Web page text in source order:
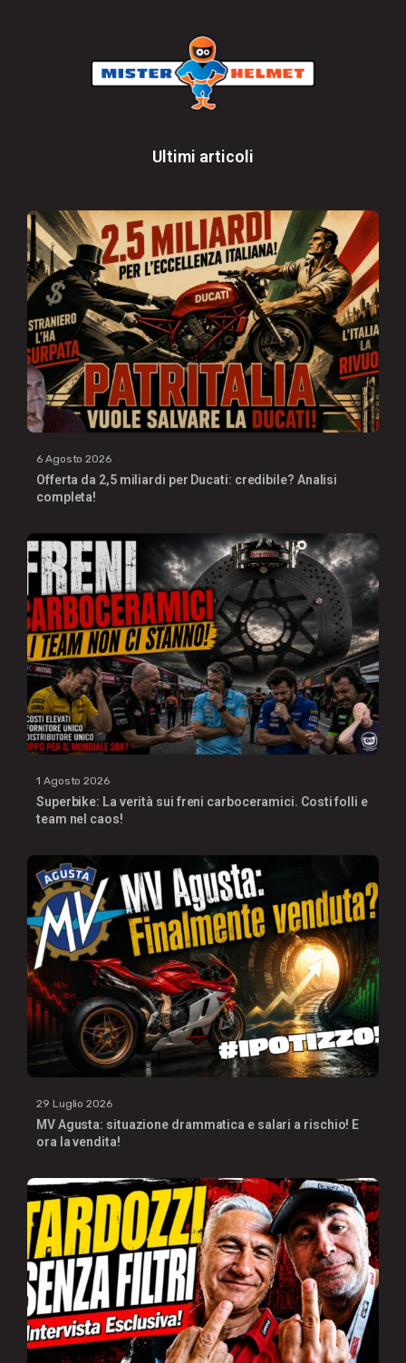
Ultimi articoli
6 Agosto 2026
Offerta da 2,5 miliardi per Ducati: credibile? Analisi
completa!
1 Agosto 2026
Superbike: La verità sui freni carboceramici. Costi folli e
team nel caos!
29 Luglio 2026
MV Agusta: situazione drammatica e salari a rischio! E
ora la vendita!